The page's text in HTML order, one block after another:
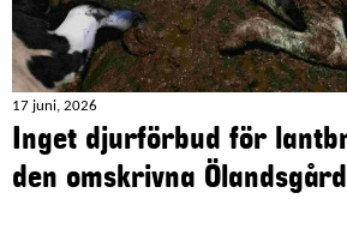
17 juni, 2026
Inget djurförbud för
den omskrivna